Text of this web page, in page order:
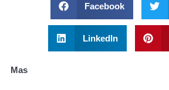
Facebook
LinkedIn
Mas